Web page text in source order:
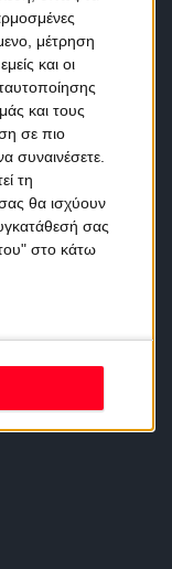
μέτρηση
και οι
και τους
σε πιο
συναινέσετε.
τη
θα ισχύουν
σας
στο κάτω